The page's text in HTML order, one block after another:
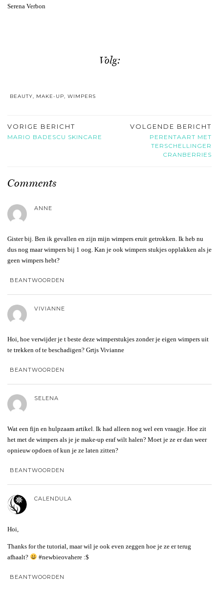
Serena Verbon
Volg:
BEAUTY, MAKE-UP, WIMPERS
VORIGE BERICHT
MARIO BADESCU SKINCARE
VOLGENDE BERICHT
PERENTAART MET
TERSCHELLINGER
CRANBERRIES
Comments
ANNE
Gister bij. Ben ik gevallen en zijn mijn wimpers eruit getrokken. Ik heb nu
dus nog maar wimpers bij 1 oog. Kan je ook wimpers stukjes opplakken als je
geen wimpers hebt?
BEANTWOORDEN
VIVIANNE
Hoi, hoe verwijder je t beste deze wimperstukjes zonder je eigen wimpers uit
te trekken of te beschadigen? Grtjs Vivianne
BEANTWOORDEN
SELENA
Wat een fijn en hulpzaam artikel. Ik had alleen nog wel een vraagje. Hoe zit
het met de wimpers als je je make-up eraf wilt halen? Moet je ze er dan weer
opnieuw opdoen of kun je ze laten zitten?
BEANTWOORDEN
CALENDULA
Hoi,
Thanks for the tutorial, maar wil je ook even zeggen hoe je ze er terug
afhaalt?
#newbieovahere :$
BEANTWOORDEN